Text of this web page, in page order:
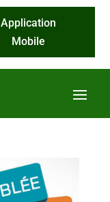
Application
Mobile